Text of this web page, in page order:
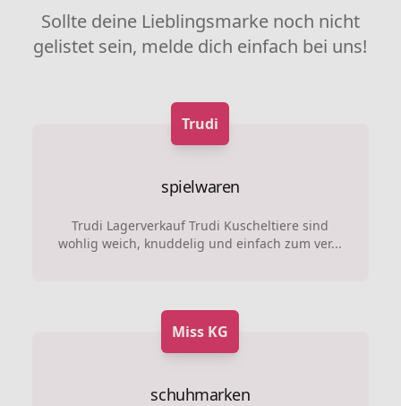
Sollte deine Lieblingsmarke noch nicht
gelistet sein, melde dich einfach bei uns!
Trudi
spielwaren
Trudi Lagerverkauf Trudi Kuscheltiere sind
wohlig weich, knuddelig und einfach zum ver...
Miss KG
schuhmarken